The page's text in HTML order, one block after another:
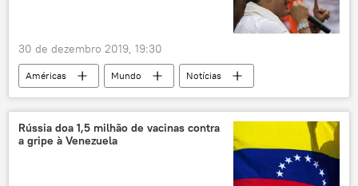
30 de dezembro 2019, 19:30
Américas Mundo
Notícias
Colômbia
coca Iván Duque
Rússia doa 1,5 milhão de vacinas contra
a gripe à Venezuela